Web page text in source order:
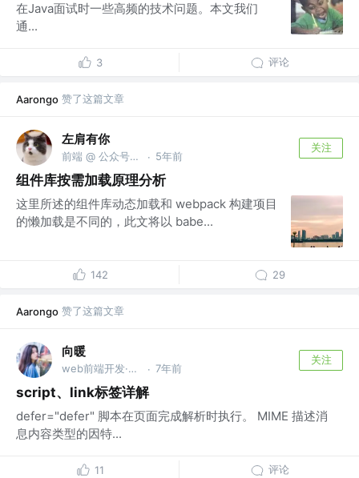
在Java面试时一些高频的技术问题。本文我们
通...
3 评论
Aarongo 赞了这篇文章
左肩有你
前端 @ 公众号「徐的理想国」 @天喻信息 · 5年前
关注
组件库按需加载原理分析
这里所述的组件库动态加载和 webpack 构建项目
的懒加载是不同的，此文将以 babe...
142 29
Aarongo 赞了这篇文章
向暖
web前端开发·西安 · 7年前
关注
script、link标签详解
defer="defer" 脚本在页面完成解析时执行。 MIME 描述消
息内容类型的因特...
11 评论